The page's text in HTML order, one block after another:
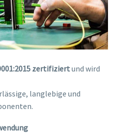
zertifiziertund wird
langlebige und